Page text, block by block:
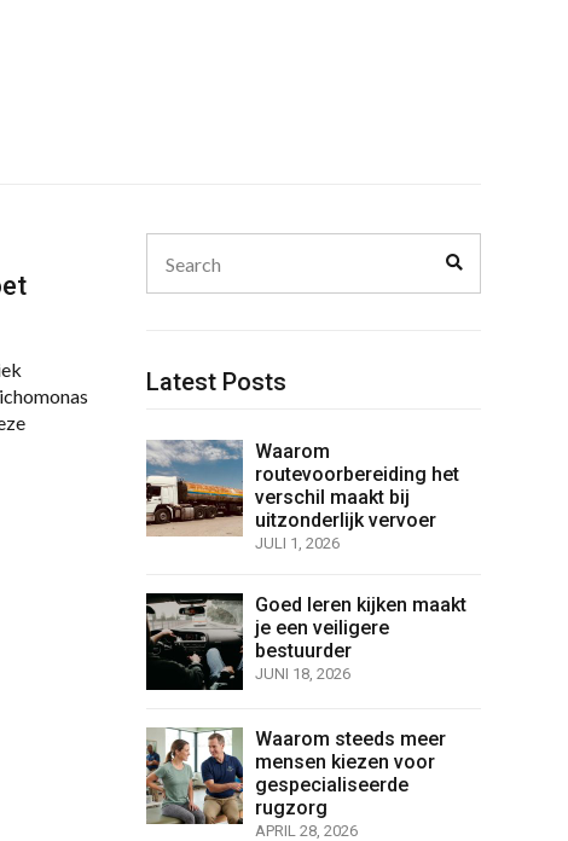
for:
Latest Posts
Waarom
routevoorbereiding het
verschil maakt bij
uitzonderlijk vervoer
JULI 1, 2026
Goed leren kijken maakt
je een veiligere
bestuurder
JUNI 18, 2026
Waarom steeds meer
mensen kiezen voor
gespecialiseerde
rugzorg
APRIL 28, 2026